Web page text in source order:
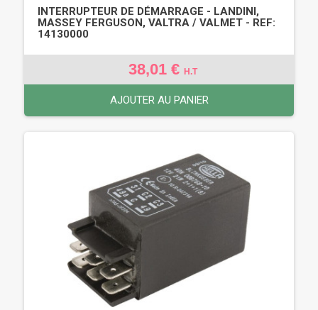
INTERRUPTEUR DE DÉMARRAGE - LANDINI,
MASSEY FERGUSON, VALTRA / VALMET - REF:
14130000
38,01 € H.T
AJOUTER AU PANIER